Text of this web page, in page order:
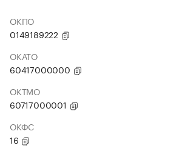
ОКПО
0149189222
ОКАТО
60417000000
ОКТМО
60717000001
ОКФС
16